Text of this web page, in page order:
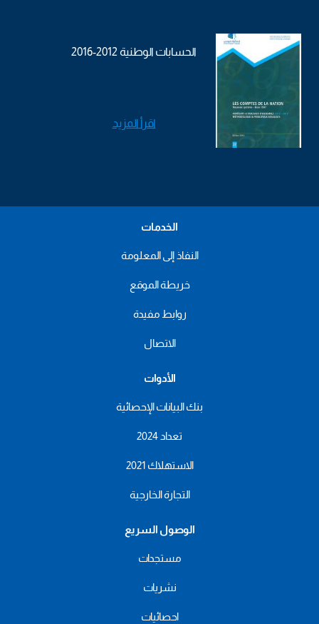
الحسابات الوطنية 2012-2016
اقرأ المزيد
الخدمات
النفاذ إلى المعلومة
خريطة الموقع
روابط مفيدة
الاتصال
الأدوات
بنك البيانات الإحصائية
تعداد 2024
الاستهلاك 2021
التجارة الخارجية
الوصول السريع
مستجدات
نشريات
احصائيات